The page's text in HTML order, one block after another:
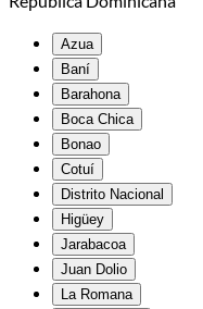
Azua
Baní
Barahona
Boca Chica
Bonao
Cotuí
Distrito Nacional
Higüey
Jarabacoa
Juan Dolio
La Romana